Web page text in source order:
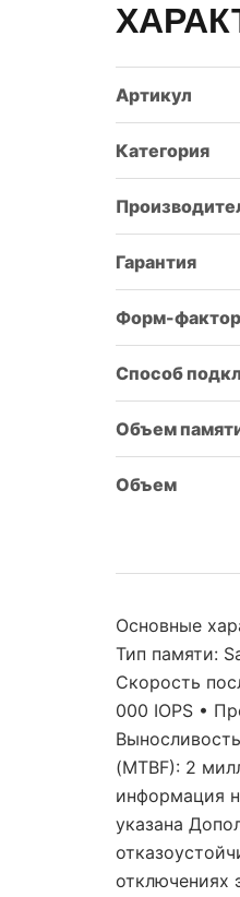
Артикул
Категория
Гарантия
Форм-фактор
Способ
Объем
Объем
Основные
Тип памяти:
Скорость
000 IOPS •
(MTBF): 2
информация
указана
отключениях